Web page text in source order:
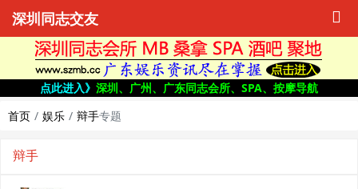
深圳同志交友
点此进入》 深圳、广州、广东同志会所、SPA、按摩导航
首页
娱乐 辩手专题
辩手